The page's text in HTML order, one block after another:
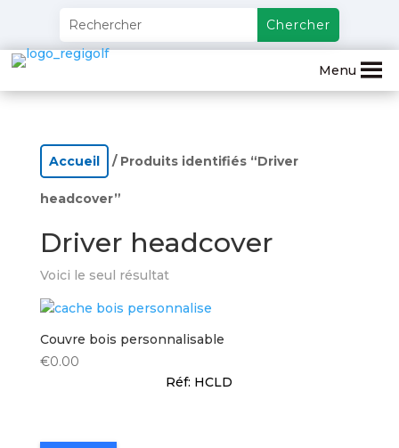
Menu
Accueil / Produits identifiés “Driver
headcover”
Driver headcover
Voici le seul résultat
Couvre bois personnalisable
€0.00
Réf: HCLD